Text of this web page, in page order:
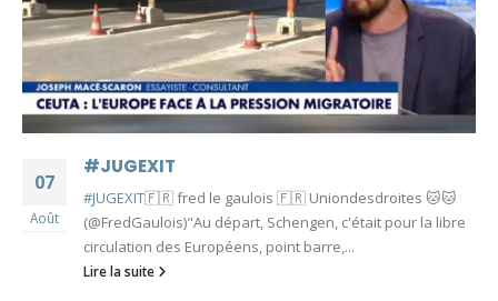
07
Août
#JUGEXIT
#JUGEXIT🇫🇷 fred le gaulois 🇫🇷 Uniondesdroites 🐱🐱
(@FredGaulois)"Au départ, Schengen, c'était pour la libre
circulation des Européens, point barre,...
Lire la suite